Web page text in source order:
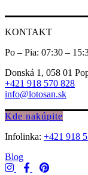
KONTAKT
Po – Pia: 07:30 –
Donská 1, 058 01
+421 918 570 828
info@lotosan.sk
Kde nakúpite
Infolinka: +421 918
Blog